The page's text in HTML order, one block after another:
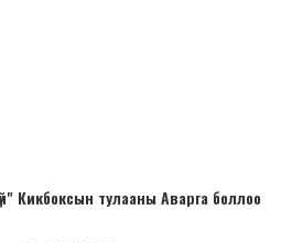
Кикбоксын тулааны Aварга боллоо